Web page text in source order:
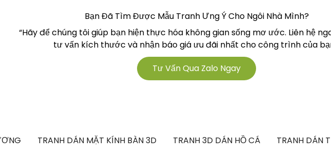
Bạn Đã Tìm Được Mẫu Tranh Ưng Ý Cho Ngôi Nhà Mình?
“Hãy để chúng tôi giúp bạn hiện thực hóa không gian sống mơ ước. Liên hệ
tư vấn kích thước và nhận báo giá ưu đãi nhất cho công trình của
Tư Vấn Qua Zalo Ngay
TRANH DÁN MẶT KÍNH BÀN 3D TRANH 3D DÁN HỒ CÁ TRANH DÁN